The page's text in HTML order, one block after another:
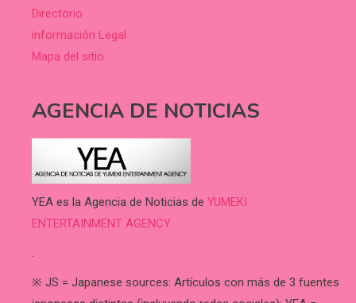
Directorio
información Legal
Mapa del sitio
AGENCIA DE NOTICIAS
YEA es la Agencia de Noticias de YUMEKI
ENTERTAINMENT AGENCY.
.
※ JS = Japanese sources: Artículos con más de 3 fuentes